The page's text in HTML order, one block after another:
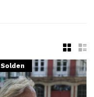
Solden